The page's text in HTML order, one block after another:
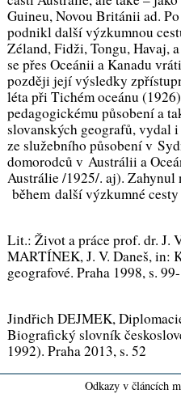
Guineu, Novou Británii ad.
podnikl další výzkumnou
Zéland, Fidži, Tongu, Havaj,
se přes Oceánii a Kanadu
později její výsledky
léta při Tichém oceánu
pedagogickému působení a
slovanských geografů, vydal
ze služebního působení v
domorodců v Austrálii a
Austrálie/1925/. aj). Zahynul
během další výzkumné
Lit.: Život a práce prof. dr. J.
MARTÍNEK,J. V. Daneš, in:
geografové. Praha 1998, s.
Jindřich DEJMEK,
Biografický slovník
1992). Praha 2013, s. 52
Odkazy v článcích